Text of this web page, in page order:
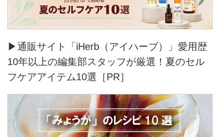
▶通販サイト「iHerb（アイハーブ）」愛用歴
10年以上の編集部スタッフが厳選！夏のセル
フケアアイテム10選［PR］